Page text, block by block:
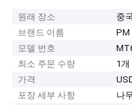
원래 장소
중
브랜드 이름
PM
모델 번호
최소 주문 수량
1개
가격
포장 세부 사항
나